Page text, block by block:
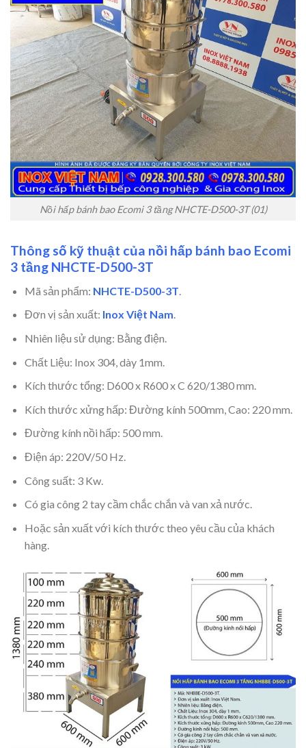
Nồi hấp bánh bao Ecomi 3 tầng NHCTE-D500-3T (01)
Thông số kỹ thuật của nồi hấp bánh bao Ecomi
3 tầng NHCTE-D500-3T
Mã sản phẩm: NHCTE-D500-3T.
Đơn vị sản xuất: Inox Việt Nam.
Nhiên liệu sử dụng: Bằng điện.
Chất Liệu: Inox 304, dày 1mm.
Kích thước tổng: D600 x R600 x C 620/1380 mm.
Kích thước xửng hấp: Đường kính 500mm, Cao: 220 mm.
Đường kính nồi hấp: 500 mm.
Điện áp: 220V/50 Hz.
Công suất: 3 Kw.
Có gia công 2 tay cầm chắc chắn và van xả nước.
Hoặc sản xuất với kích thước theo yêu cầu của khách
hàng.